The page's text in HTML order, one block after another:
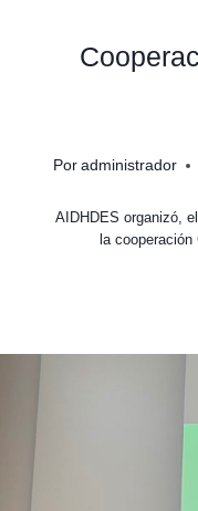
Por administrador
AIDHDES organizó,
la cooperación